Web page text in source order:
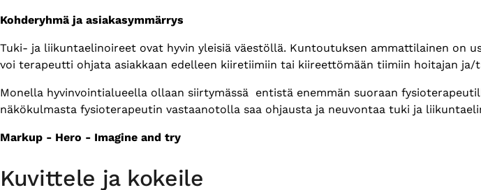
Kohderyhmä ja asiakasymmärrys
Tuki- ja liikuntaelinoireet ovat hyvin yleisiä väestöllä. Kuntoutuksen ammattilainen on
voi terapeutti ohjata asiakkaan edelleen kiiretiimiin tai kiireettömään tiimiin hoitajan ja/
Monella hyvinvointialueella ollaan siirtymässä entistä enemmän suoraan
näkökulmasta fysioterapeutin vastaanotolla saa ohjausta ja neuvontaa tuki ja
Markup - Hero - Imagine and try
Kuvittele ja kokeile